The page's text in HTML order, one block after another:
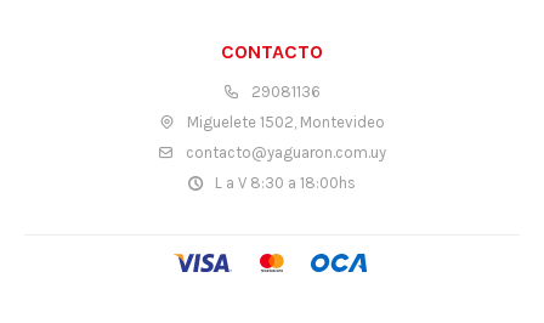
CONTACTO
29081136
Miguelete 1502, Montevideo
contacto@yaguaron.com.uy
L a V 8:30 a 18:00hs